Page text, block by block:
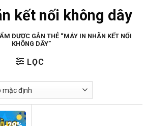
kết nối không dây
ĐƯỢC GẮN THẺ “MÁY IN NHÃN KẾT NỐI
KHÔNG DÂY”
LỌC